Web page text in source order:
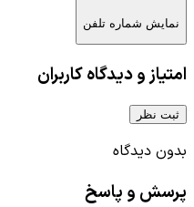
نمایش شماره تلفن
امتیاز و دیدگاه کاربران
ثبت نظر
بدون دیدگاه
پرسش و پاسخ